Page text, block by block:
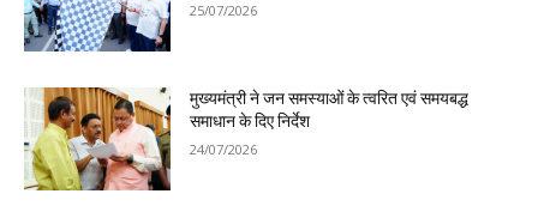
25/07/2026
मुख्यमंत्री ने जन समस्याओं के त्वरित एवं समयबद्ध
समाधान के दिए निर्देश
24/07/2026